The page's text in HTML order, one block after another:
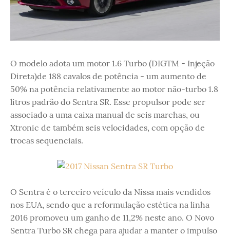
O modelo adota um motor 1.6 Turbo (DIGTM - Injeção
Direta)de 188 cavalos de potência - um aumento de
50% na potência relativamente ao motor não-turbo 1.8
litros padrão do Sentra SR. Esse propulsor pode ser
associado a uma caixa manual de seis marchas, ou
Xtronic de também seis velocidades, com opção de
trocas sequenciais.
O Sentra é o terceiro veículo da Nissa mais vendidos
nos EUA, sendo que a reformulação estética na linha
2016 promoveu um ganho de 11,2% neste ano. O Novo
Sentra Turbo SR chega para ajudar a manter o impulso